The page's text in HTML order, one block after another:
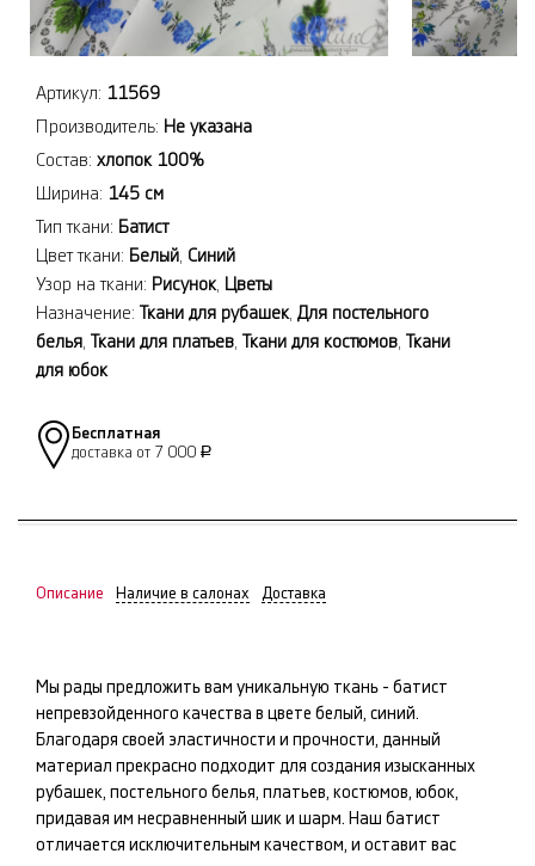
Артикул: 11569
Производитель: Не указана
Состав: хлопок 100%
Ширина: 145 см
Тип ткани: Батист
Цвет ткани: Белый Синий
Узор на ткани: Рисунок Цветы
Назначение: Ткани для рубашек Для постельного
белья Ткани для платьев Ткани для костюмов Ткани
для юбок
Бесплатная
доставка от 7 000 Р
Описание Наличие в салонах Доставка
Мы рады предложить вам уникальную ткань - батист
непревзойденного качества в цвете белый, синий.
Благодаря своей эластичности и прочности, данный
материал прекрасно подходит для создания изысканных
рубашек, постельного белья, платьев, костюмов, юбок,
придавая им несравненный шик и шарм. Наш батист
отличается исключительным качеством, и оставит вас